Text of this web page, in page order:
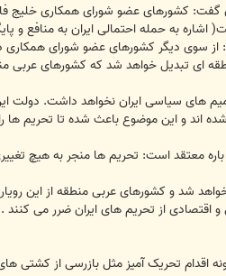
گفت: کشورهای عضو شورای همکاری
اشاره به حمله احتمالی ایران به منافع و
دیگر کشورهای عضو شورای همکاری در
ای تبدیل خواهد شد که کشورهای عربی
های سیاسی ایران نخواهد داشت.
و این موضوع باعث شده تا تحریم ها را
باره معتقد است: تحریم ها منجر به هیچ
شد و کشورهای عربی منطقه از این
اقدام تحریک آمیز مثل بازرسی از